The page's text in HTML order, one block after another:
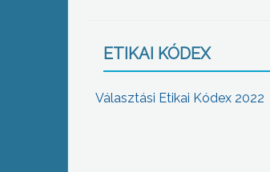
ETIKAI KÓDEX
Választási Etikai Kódex 2022